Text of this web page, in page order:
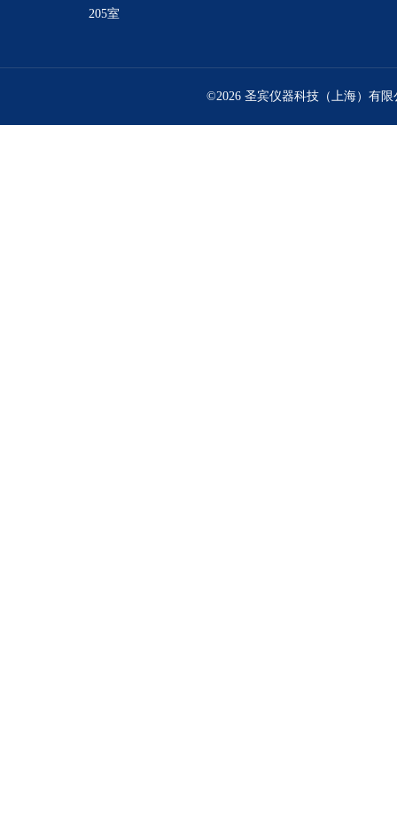
205室
©2026 圣宾仪器科技（上海）有